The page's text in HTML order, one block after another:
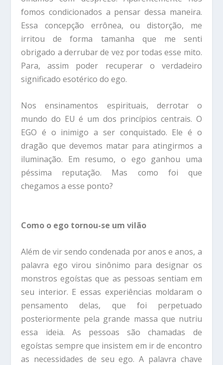
fomos condicionados a pensar dessa maneira.
Essa concepção errônea, ou distorção, me
irritou de forma tamanha que me senti
obrigado a derrubar de vez por todas esse mito.
Para, assim poder recuperar o verdadeiro
significado esotérico do ego.
Nos ensinamentos espirituais, derrotar o
mundo do EU é um dos princípios centrais. O
EGO é o inimigo a ser conquistado. Ele é o
dragão que devemos matar para atingirmos a
iluminação. Em resumo, o ego ganhou uma
péssima reputação. Mas como foi que
chegamos a esse ponto?
Como o ego tornou-se um vilão
Além de vir sendo condenada por anos e anos, a
palavra ego virou sinônimo para designar os
monstros egoístas que as pessoas sentiam em
seu interior. E essas experiências moldaram o
pensamento delas, que foi perpetuado
posteriormente pela grande massa que nutriu
essa ideia. As pessoas são chamadas de
egoístas sempre que insistem em ir de encontro
as necessidades de seu ego. A palavra chave